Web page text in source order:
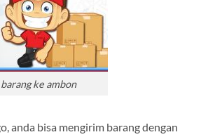
ke ambon
anda bisa mengirim barang dengan